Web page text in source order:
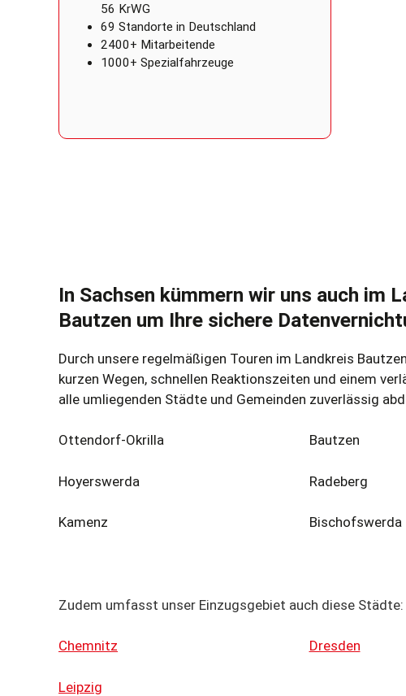
56 KrWG
69 Standorte in Deutschland
2400+ Mitarbeitende
1000+ Spezialfahrzeuge
In Sachsen kümmern wir uns auch im
Bautzen um Ihre sichere
Durch unsere regelmäßigen Touren im Landkreis
kurzen Wegen, schnellen Reaktionszeiten und einem
alle umliegenden Städte und Gemeinden zuverlässig
Ottendorf-Okrilla Bautzen
Hoyerswerda Radeberg
Kamenz Bischofswerda
Zudem umfasst unser Einzugsgebiet auch diese Städte:
Chemnitz Dresden
Leipzig